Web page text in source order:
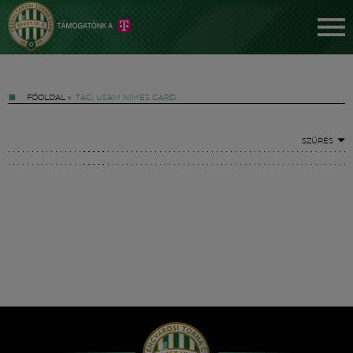
FŐOLDAL » TAG: USAM NIMES GARD
SZŰRÉS
Hírek